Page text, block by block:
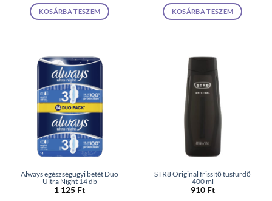
KOSÁRBA TESZEM KOSÁRBA TESZEM
Always egészségügyi betét Duo
Ultra Night 14 db
1 125 Ft
STR8 Original frissítő tusfürdő
400 ml
910 Ft